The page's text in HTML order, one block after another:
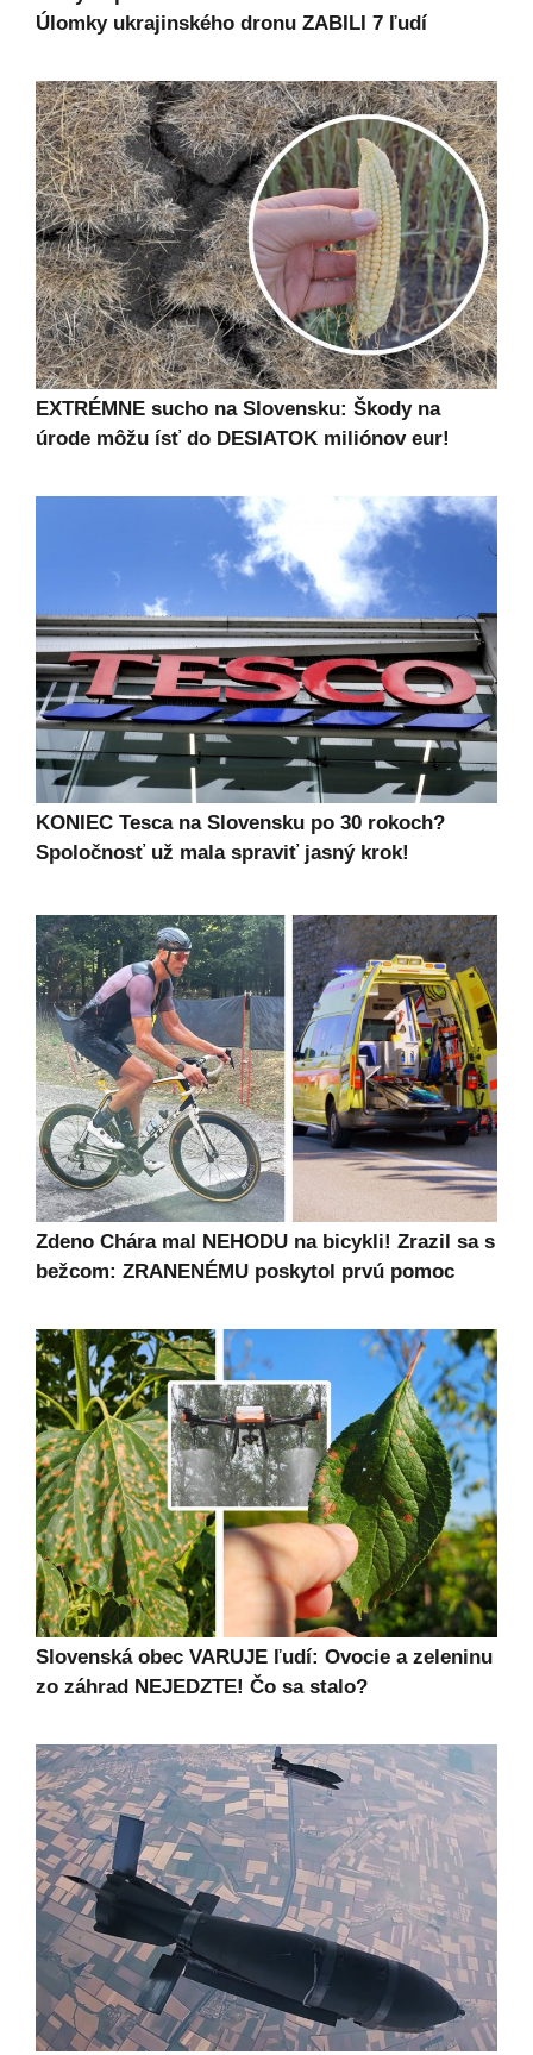
Úlomky ukrajinského dronu ZABILI 7 ľudí
EXTRÉMNE sucho na Slovensku: Škody na
úrode môžu ísť do DESIATOK miliónov eur!
KONIEC Tesca na Slovensku po 30 rokoch?
Spoločnosť už mala spraviť jasný krok!
Zdeno Chára mal NEHODU na bicykli! Zrazil sa s
bežcom: ZRANENÉMU poskytol prvú pomoc
Slovenská obec VARUJE ľudí: Ovocie a zeleninu
zo záhrad NEJEDZTE! Čo sa stalo?